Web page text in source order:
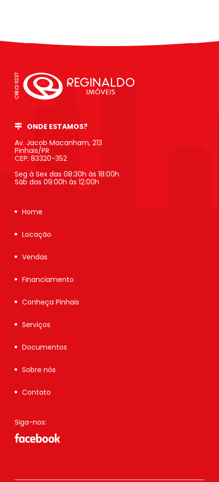
ONDE ESTAMOS?
Av. Jacob Macanham, 213
Pinhais/PR
CEP: 83320-352
Seg à Sex das 08:30h às 18:00h
Sáb das 09:00h às 12:00h
Home
Locação
Vendas
Financiamento
Conheça Pinhais
Serviços
Documentos
Sobre nós
Contato
Siga-nos: